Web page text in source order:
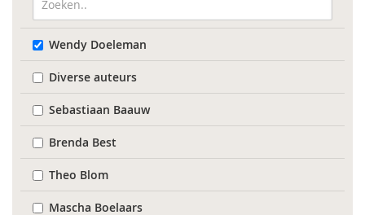
Wendy Doeleman
Diverse auteurs
Sebastiaan Baauw
Brenda Best
Theo Blom
Mascha Boelaars